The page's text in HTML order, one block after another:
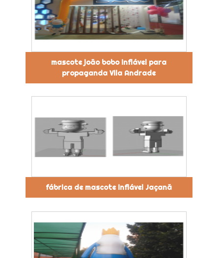
mascote joão bobo inflável para
propaganda Vila Andrade
fábrica de mascote inflável Jaçanã